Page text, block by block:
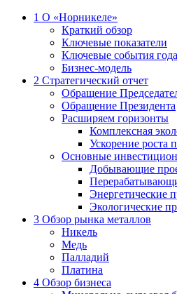
1 О «Норникеле»
Краткий обзор
Ключевые показатели
Ключевые события года
Бизнес-модель
2 Стратегический отчет
Обращение
Обращение Президента
Расширяем горизонты
Комплексная
Ускорение роста
Основные
Добывающие
Энергетические
Экологические
3 Обзор рынка металлов
Никель
Медь
Палладий
Платина
4 Обзор бизнеса